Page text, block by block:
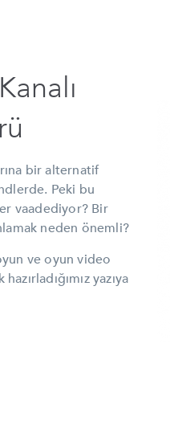
bir alternatif
Peki bu
vaadediyor? Bir
neden önemli?
ve oyun video
yazıya